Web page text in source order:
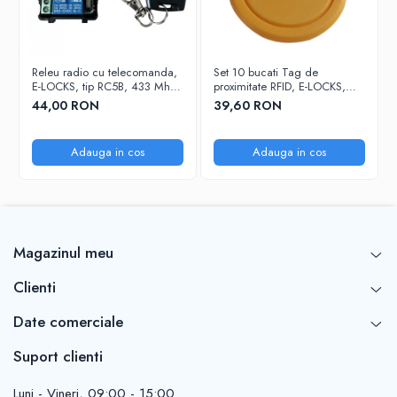
Releu radio cu telecomanda,
E-LOCKS, tip RC5B, 433 Mhz,
7 moduri de functionare, 12 V
44,00 RON
Adauga in cos
Set 10 bucati Tag de
proximitate RFID, E-LOCKS,
125 KHz, chip T5577
rewritable, galben
39,60 RON
Adauga in cos
Magazinul meu
Clienti
Date comerciale
Suport clienti